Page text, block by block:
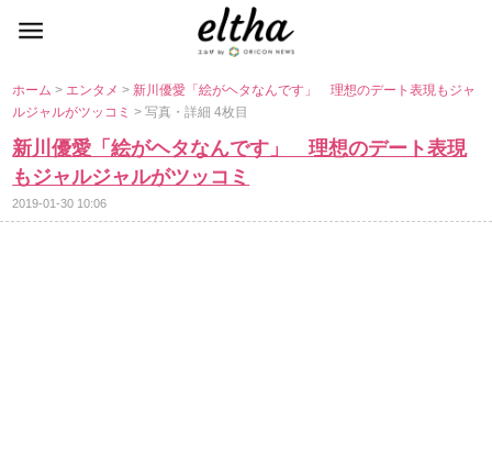
ホーム> エンタメ> 新川優愛「絵がヘタなんです」 理想のデート表現もジャ
ルジャルがツッコミ> 写真・詳細 4枚目
新川優愛「絵がヘタなんです」 理想のデート表現
もジャルジャルがツッコミ
2019-01-30 10:06